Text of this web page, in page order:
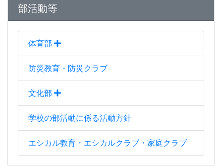
部活動等
体育部
防災教育・防災クラブ
文化部
学校の部活動に係る活動方針
エシカル教育・エシカルクラブ・家庭クラブ